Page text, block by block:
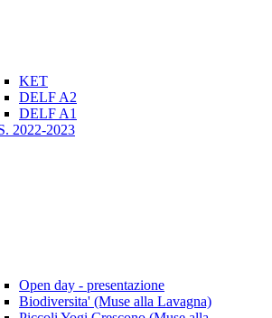
KET
DELF A2
DELF A1
2022-2023
Open day - presentazione
Biodiversita' (Muse alla Lavagna)